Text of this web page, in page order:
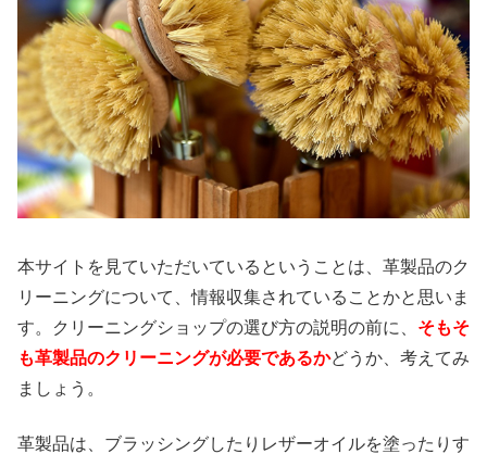
本サイトを見ていただいているということは、革製品のク
リーニングについて、情報収集されていることかと思いま
す。クリーニングショップの選び方の説明の前に、 そもそ
も革製品のクリーニングが必要であるかどうか、考えてみ
ましょう。
革製品は、ブラッシングしたりレザーオイルを塗ったりす